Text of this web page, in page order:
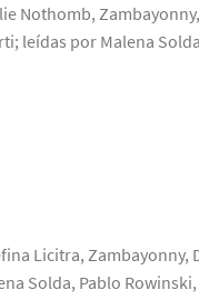
Nothomb,
leídas por Malena
Licitra, Zambayonny,
Solda, Pablo